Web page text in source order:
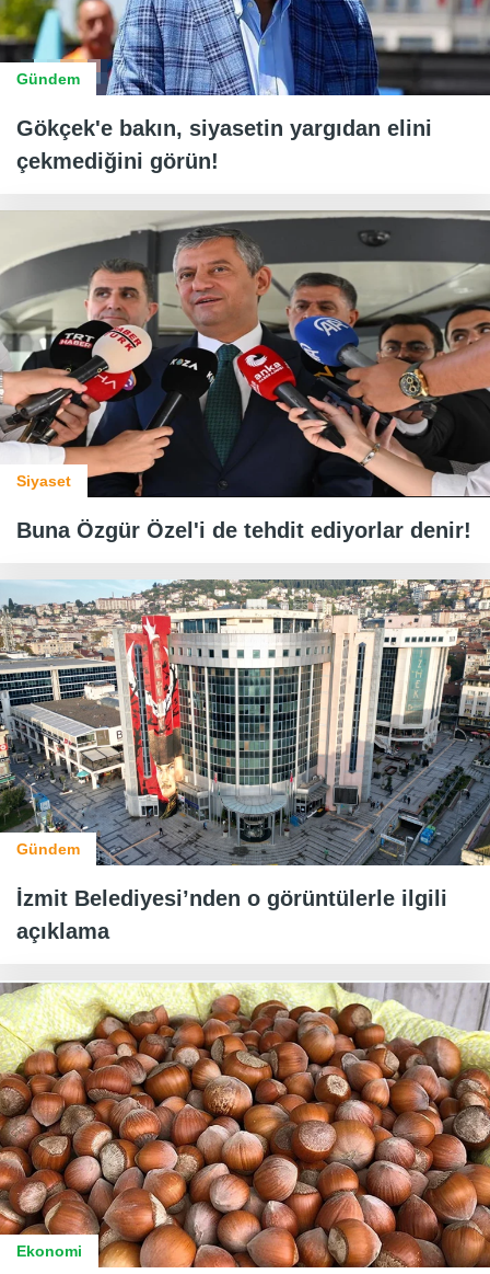
Gündem
Gökçek'e bakın, siyasetin yargıdan elini
çekmediğini görün!
Siyaset
Buna Özgür Özel'i de tehdit ediyorlar denir!
Gündem
İzmit Belediyesi’nden o görüntülerle ilgili
açıklama
Ekonomi